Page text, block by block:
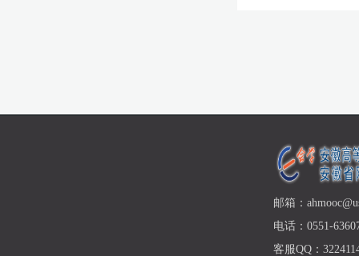
邮箱：
电话：0551-
客服QQ：